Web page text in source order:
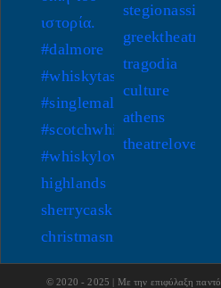
© 2020 - 2025 | Με την επιφύλαξη